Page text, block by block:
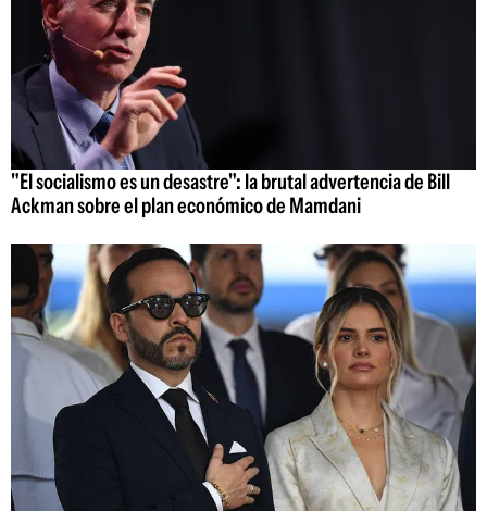
"El socialismo es un desastre": la brutal advertencia de Bill
Ackman sobre el plan económico de Mamdani